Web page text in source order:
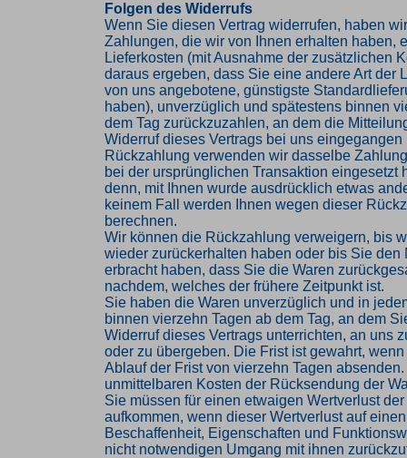
Folgen des Widerrufs
Wenn Sie diesen Vertrag widerrufen, haben
Zahlungen, die wir von Ihnen erhalten haben,
Lieferkosten (mit Ausnahme der zusätzlichen
daraus ergeben, dass Sie eine andere Art der
von uns angebotene, günstigste
haben), unverzüglich und spätestens binnen
dem Tag zurückzuzahlen, an dem die
Widerruf dieses Vertrags bei uns eingegangen
Rückzahlung verwenden wir dasselbe
bei der ursprünglichen Transaktion eingesetzt
denn, mit Ihnen wurde ausdrücklich etwas
keinem Fall werden Ihnen wegen dieser
berechnen.
Wir können die Rückzahlung verweigern, bis
wieder zurückerhalten haben oder bis Sie den
erbracht haben, dass Sie die Waren
nachdem, welches der frühere Zeitpunkt ist.
Sie haben die Waren unverzüglich und in
binnen vierzehn Tagen ab dem Tag, an dem
Widerruf dieses Vertrags unterrichten, an uns
oder zu übergeben. Die Frist ist gewahrt,
Ablauf der Frist von vierzehn Tagen
unmittelbaren Kosten der Rücksendung der
Sie müssen für einen etwaigen Wertverlust
aufkommen, wenn dieser Wertverlust auf
Beschaffenheit, Eigenschaften und
nicht notwendigen Umgang mit ihnen